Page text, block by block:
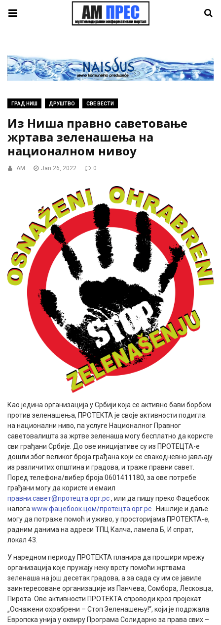
ГРАД НИШ ДРУШТВО СВЕ ВЕСТИ
Из Ниша правно саветовање
жртава зеленашења на
националном нивоу
AM Jan 26, 2022 0
Као једина организација у Србији која се активно бави борбом
против зеленашења, ПРОТЕKТА је своје активности подигла
на национални ниво, па услуге Националног Правног
саветовалишта за жртве зеленаша могу бесплатно да користе
сви грађани Србије. До ове иницијативе су из ПРОТЕЦТА-е
дошли због великог броја грађана који се свакодневно јављају
из различитих општина и градова, и траже правни савет.
Поред телефона/вибер броја 0601411180, за ове потребе
грађани могу да користе и емаил
правни.савет@протецта.орг.рс, или да пишу преко Фацебоок
налога www.фацебоок.цом/протецта.орг.рс . Нишлије и даље
могу да потраже помоћ и уживо, у просторијама ПРОТЕKТА-е,
радним данима на адреси ТПЦ Калча, ламела Б, И спрат,
локал 43.
У наредном периоду ПРОТЕKТА планира да прошири мрежу
организација које пружају неку врсту помоћи жртвама
зеленаша на још десетак градова, а за сада су им се јавиле
заинтересоване организације из Панчева, Сомбора, Лесковца,
Пирота. Ове активности ПРОТЕKТА спроводи кроз пројекат
„Оснажени охрабрени – Стоп Зеленашењу!“, који је подржала
Европска унија у оквиру Програма Солидарно за права свих –